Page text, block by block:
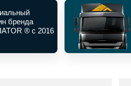
бренда
® с 2016